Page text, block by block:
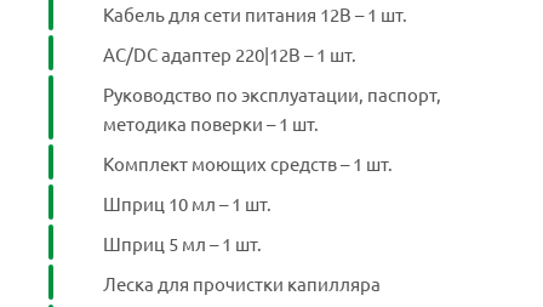
(время вытекания) 15
дистиллированной
воды, подкрашенной
8,3 сек. (с учетом
допускаемой
погрешности)
Пределы
допускаемой
погрешности,
верхнему пределу
± 2%
Кабель для сети питания 12В – 1 шт.
АС/DC адаптер 220|12В – 1 шт.
Руководство по эксплуатации, паспорт,
методика поверки – 1 шт.
Комплект моющих средств – 1 шт.
Шприц 10 мл – 1 шт.
Шприц 5 мл – 1 шт.
Леска для прочистки капилляра